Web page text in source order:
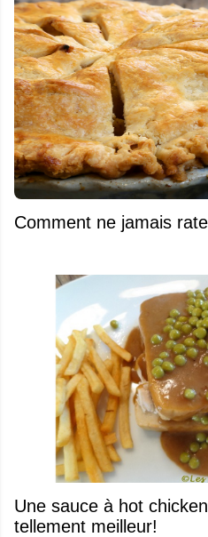
Comment ne jamais
Une sauce à hot
tellement meilleur!